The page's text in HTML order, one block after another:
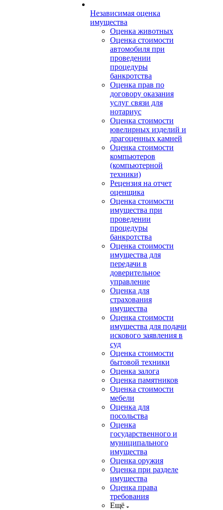
Независимая оценка
имущества
Оценка животных
Оценка стоимости
автомобиля при
проведении
процедуры
банкротства
Оценка прав по
договору оказания
услуг связи для
нотариус
Оценка стоимости
ювелирных изделий и
драгоценных камней
Оценка стоимости
компьютеров
(компьютерной
техники)
Рецензия на отчет
оценщика
Оценка стоимости
имущества при
проведении
процедуры
банкротства
Оценка стоимости
имущества для
передачи в
доверительное
управление
Оценка для
страхования
имущества
Оценка стоимости
имущества для подачи
искового заявления в
суд
Оценка стоимости
бытовой техники
Оценка залога
Оценка памятников
Оценка стоимости
мебели
Оценка для
посольства
Оценка
государственного и
муниципального
имущества
Оценка оружия
Оценка при разделе
имущества
Оценка права
требования
Ещё